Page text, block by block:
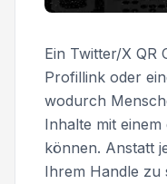
Ein Twitter/X QR
Profillink oder
wodurch
Inhalte mit
können. Anstatt
Ihrem Handle zu